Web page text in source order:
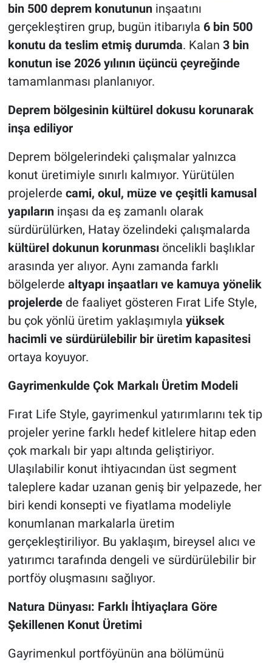
bin 500 deprem konutununinşaatını
gerçekleştiren grup, bugün itibarıyla 6 bin 500
konutu da teslim etmiş durumda. Kalan 3 bin
konutun ise 2026 yılının üçüncü çeyreğinde
tamamlanması planlanıyor.
Deprem bölgesinin kültürel dokusu korunarak
inşa ediliyor
Deprem bölgelerindeki çalışmalar yalnızca
konut üretimiyle sınırlı kalmıyor. Yürütülen
projelerde cami, okul, müze ve çeşitli kamusal
yapılarıninşası da eş zamanlı olarak
sürdürülürken, Hatay özelindeki çalışmalarda
kültürel dokunun korunmasıöncelikli başlıklar
arasında yer alıyor. Aynı zamanda farklı
bölgelerde altyapı inşaatları ve kamuya yönelik
projelerdede faaliyet gösteren Fırat Life Style,
bu çok yönlü üretim yaklaşımıyla yüksek
hacimli ve sürdürülebilir bir üretim kapasitesi
ortaya koyuyor.
Gayrimenkulde Çok Markalı Üretim Modeli
Fırat Life Style, gayrimenkul yatırımlarını tek tip
projeler yerine farklı hedef kitlelere hitap eden
çok markalı bir yapı altında geliştiriyor.
Ulaşılabilir konut ihtiyacından üst segment
taleplere kadar uzanan geniş bir yelpazede, her
biri kendi konsepti ve fiyatlama modeliyle
konumlanan markalarla üretim
gerçekleştiriliyor. Bu yaklaşım, bireysel alıcı ve
yatırımcı tarafında dengeli ve sürdürülebilir bir
portföy oluşmasını sağlıyor.
Natura Dünyası: Farklı İhtiyaçlara Göre
Şekillenen Konut Üretimi
Gayrimenkul portföyünün ana bölümünü